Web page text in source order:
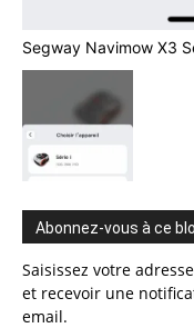
Segway Navimow X3
Abonnez-vous à ce
Saisissez votre
et recevoir une
email.